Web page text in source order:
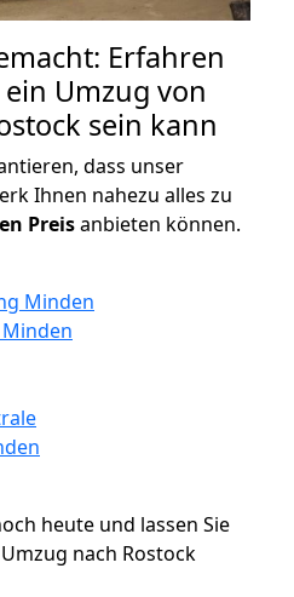
Erfahren
Umzug von
sein kann
dass unser
Ihnen nahezu alles zu
Preisanbieten können.
Minden
heute und lassen Sie
nach Rostock